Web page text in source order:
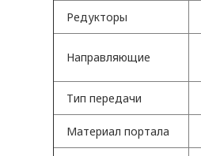
Редукторы
Направляющие
Тип передачи
Материал портала